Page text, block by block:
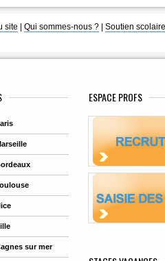
site | Qui sommes-nous ?| Soutien scolaire
sur mer
ESPACE PROFS